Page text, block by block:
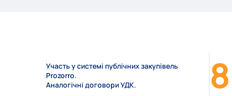
Участь у системі публічних закупівель
Prozorro.
Аналогічні договори УДК.
8